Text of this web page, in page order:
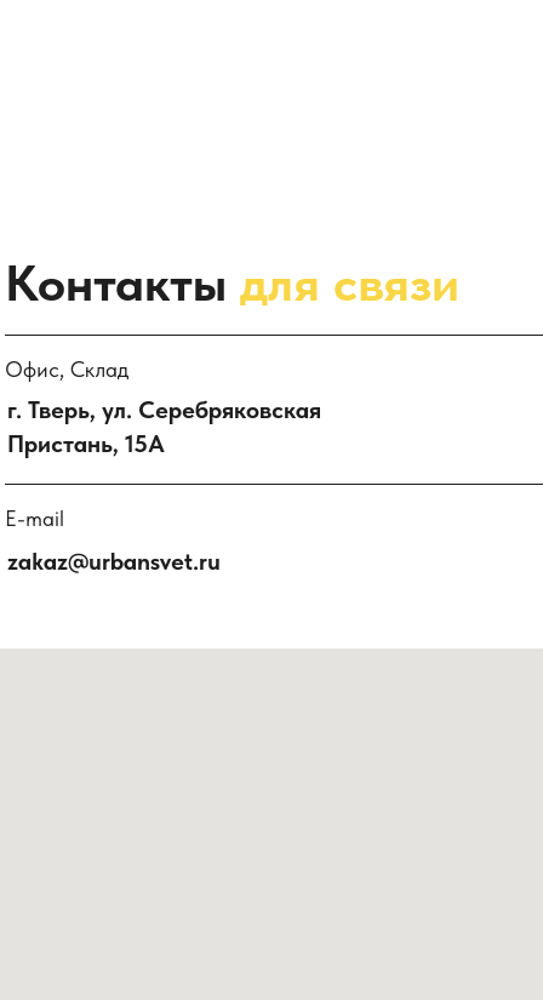
Контакты для связи
Офис, Склад
г. Тверь, ул. Серебряковская
Пристань, 15А
E-mail
zakaz@urbansvet.ru